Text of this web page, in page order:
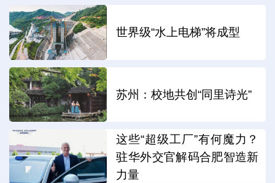
世界级“水上电梯”将成型
苏州：校地共创“同里诗光”
这些“超级工厂”有何魔力？
驻华外交官解码合肥智造新
力量